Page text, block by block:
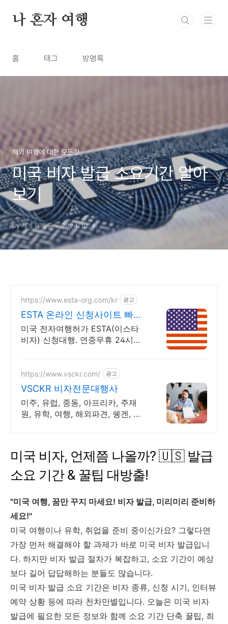
나 혼자 여행
홈 태그 방명록
해외 여행에 대한 모든것
미국 비자 발급 소요기간 알아
보기
by 세계 정복 중 2024. 10. 4.
https://www.esta-org.com/kr 광고
ESTA 온라인 신청사이트 빠른
승인
미국 전자여행허가 ESTA(이스타
비자) 신청대행. 연중무휴 24시간
https://www.vsckr.com/ 광고
VSCKR 비자전문대행사
미주, 유럽, 중동, 아프리카, 주재
원, 유학, 여행, 해외파견, 쉥겐, 이
미국 비자, 언제쯤 나올까? 🇺🇸 발급
소요 기간 & 꿀팁 대방출!
"미국 여행, 꿈만 꾸지 마세요! 비자 발급, 미리미리 준비하
세요!"
미국 여행이나 유학, 취업을 준비 중이신가요? 그렇다면
가장 먼저 해결해야 할 과제가 바로 미국 비자 발급입니
다. 하지만 비자 발급 절차가 복잡하고, 소요 기간이 예상
보다 길어 답답해하는 분들도 많습니다.
미국 비자 발급 소요 기간은 비자 종류, 신청 시기, 인터뷰
예약 상황 등에 따라 천차만별입니다. 오늘은 미국 비자
발급에 필요한 모든 정보와 함께 소요 기간 단축 꿀팁, 최